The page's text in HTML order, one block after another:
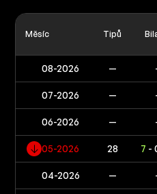
Měsíc Tipů
08-2026 —
07-2026 —
06-2026 —
05-2026 28 7 -
04-2026 —